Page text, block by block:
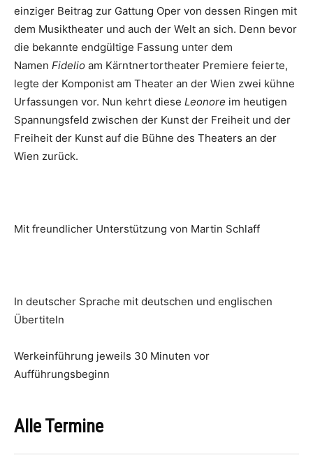
einziger Beitrag zur Gattung Oper von dessen Ringen mit
dem Musiktheater und auch der Welt an sich. Denn bevor
die bekannte endgültige Fassung unter dem
Namen Fidelio am Kärntnertortheater Premiere feierte,
legte der Komponist am Theater an der Wien zwei kühne
Urfassungen vor. Nun kehrt diese Leonore im heutigen
Spannungsfeld zwischen der Kunst der Freiheit und der
Freiheit der Kunst auf die Bühne des Theaters an der
Wien zurück.
Mit freundlicher Unterstützung von Martin Schlaff
In deutscher Sprache mit deutschen und englischen
Übertiteln
Werkeinführung jeweils 30 Minuten vor
Aufführungsbeginn
Alle Termine